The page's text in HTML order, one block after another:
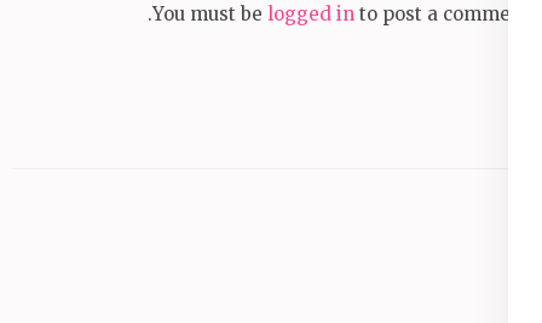
You must be logged in to post a comment.